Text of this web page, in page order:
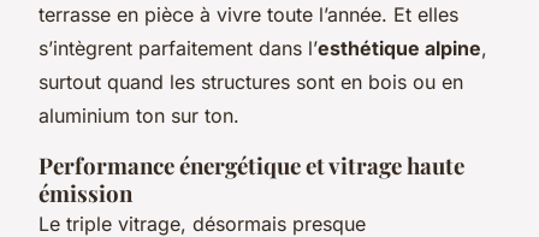
terrasse en pièce à vivre toute l’année. Et elles
s’intègrent parfaitement dans l’esthétique alpine,
surtout quand les structures sont en bois ou en
aluminium ton sur ton.
Performance énergétique et vitrage haute
émission
Le triple vitrage, désormais presque